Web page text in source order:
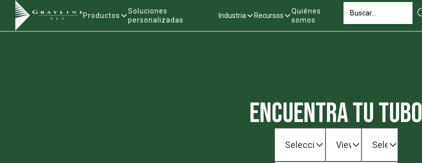
Productos
Soluciones
personalizadas
Industria Recursos
Quiénes
somos
Encuentra tu tubo